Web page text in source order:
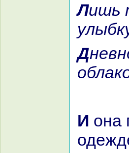
Лишь толькo увидит лик её и
Дневное светило – вмиг за
И онa появилась в пятой